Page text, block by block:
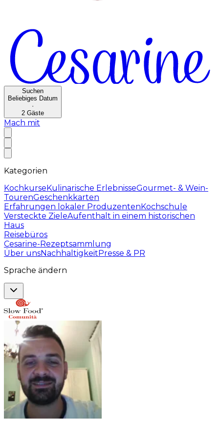
Suchen
Beliebiges Datum
·
2 Gäste
Mach mit
Kategorien
KochkurseKulinarische ErlebnisseGourmet- & Wein-
TourenGeschenkkarten
Erfahrungen lokaler ProduzentenKochschule
Versteckte ZieleAufenthalt in einem historischen
Haus
Reisebüros
Cesarine-Rezeptsammlung
Über unsNachhaltigkeitPresse & PR
Sprache ändern